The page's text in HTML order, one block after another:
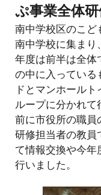
ぷ事業全体
南中学校区のこ
南中学校に集まり
年度は前半は全
の中に入っている
ドとマンホール
ループに分かれ
前に市役所の職
研修担当者の教
て情報交換や今
行いました。